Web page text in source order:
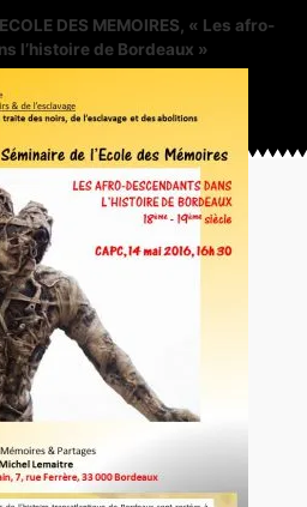
DES MEMOIRES, « Les afro-
l’histoire de Bordeaux »